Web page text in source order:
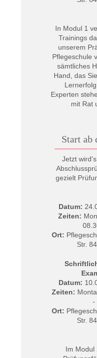
In Modul 1
Trainings
unserem
Pflegeschule
sämtliches
Hand, das
Experten
mit Rat
Start ab
Jetzt
gezielt
Datum:
Zeiten:
Ort:
Str.
Datum:
Zeiten:
-
Ort:
Str.
Im Modul